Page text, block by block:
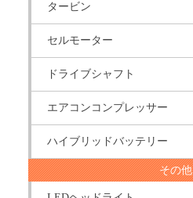
タービン
セルモーター
ドライブシャフト
エアコンコンプレッサー
ハイブリッドバッテリー
その他